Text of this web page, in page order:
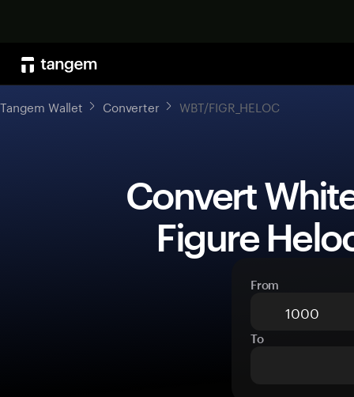
Tangem Wallet Converter WBT/FIGR_HELOC
Figure
From
To